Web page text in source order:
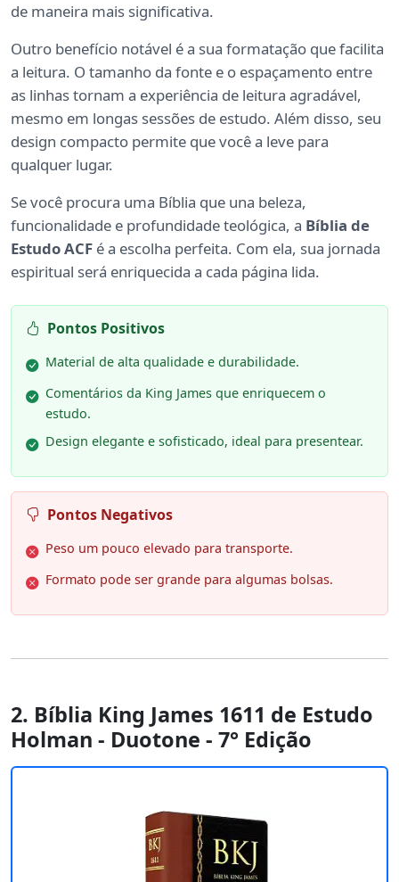
de maneira mais significativa.
Outro benefício notável é a sua formatação que facilita
a leitura. O tamanho da fonte e o espaçamento entre
as linhas tornam a experiência de leitura agradável,
mesmo em longas sessões de estudo. Além disso, seu
design compacto permite que você a leve para
qualquer lugar.
Se você procura uma Bíblia que una beleza,
funcionalidade e profundidade teológica, a Bíblia de
Estudo ACF é a escolha perfeita. Com ela, sua jornada
espiritual será enriquecida a cada página lida.
Pontos Positivos
Material de alta qualidade e durabilidade.
Comentários da King James que enriquecem o
estudo.
Design elegante e sofisticado, ideal para presentear.
Pontos Negativos
Peso um pouco elevado para transporte.
Formato pode ser grande para algumas bolsas.
2. Bíblia King James 1611 de Estudo
Holman - Duotone - 7° Edição